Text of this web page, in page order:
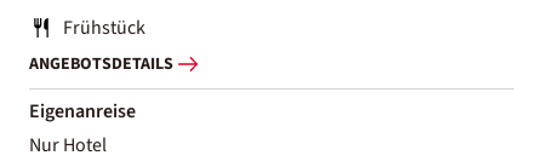
Frühstück
ANGEBOTSDETAILS
Eigenanreise
Nur Hotel